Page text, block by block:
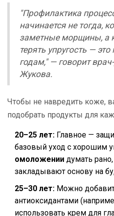
"Профилактика
начинается не тогда,
заметные морщины, а
терять упругость —
годам," — говорит
Жукова.
Чтобы не навредить коже,
подобрать продукты для
20–25 лет: Главное —
базовый уход с хорошим
омоложении думать
закладывают основу на
25–30 лет: Можно
антиоксидантами
использовать крем для